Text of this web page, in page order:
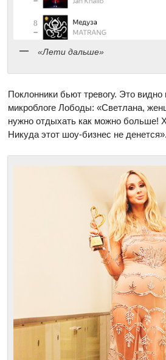
«Лети дальше»
Поклонники бьют тревогу. Это
микроблоге Лободы: «Светлана,
нужно отдыхать как можно больше!
Никуда этот шоу-бизнес не денется».